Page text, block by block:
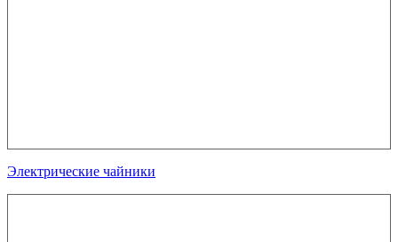
Электрические чайники